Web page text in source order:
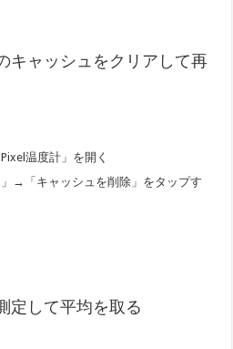
キャッシュをクリアして再
温度計」を開く
」→「キャッシュを削除」をタップす
定して平均を取る